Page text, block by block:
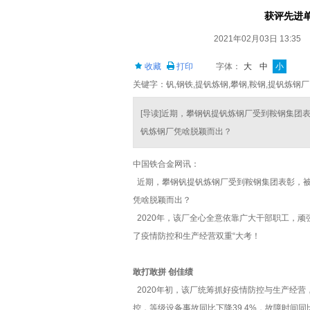
获评先进
2021年02月03日 13:35
收藏 打印 字体： 大 中
小
关键字：钒,钢铁,提钒炼钢,攀钢,鞍钢,提钒炼钢厂
[导读]近期，攀钢钒提钒炼钢厂受到鞍钢集团
钒炼钢厂凭啥脱颖而出？
中国铁合金网讯：
近期，攀钢钒提钒炼钢厂受到鞍钢集团表彰，
凭啥脱颖而出？
2020年，该厂全心全意依靠广大干部职工，
了疫情防控和生产经营双重“大考！
敢打敢拼 创佳绩
2020年初，该厂统筹抓好疫情防控与生产经
控，等级设备事故同比下降39.4%，故障时间